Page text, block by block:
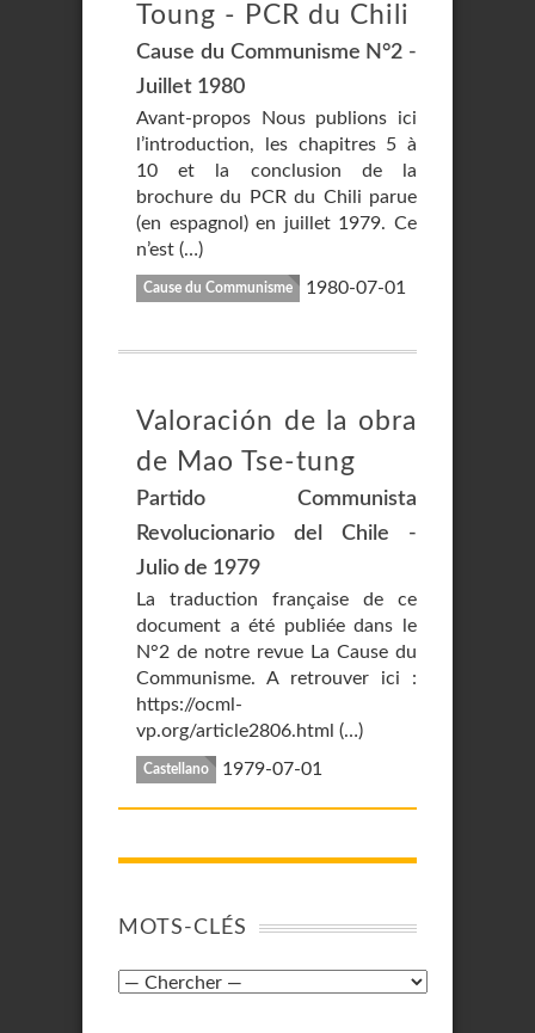
Toung - PCR du Chili
Cause du Communisme N°2 -
Juillet 1980
Avant-propos Nous publions ici
l’introduction, les chapitres 5 à
10 et la conclusion de la
brochure du PCR du Chili parue
(en espagnol) en juillet 1979. Ce
n’est (…)
Cause du Communisme 1980-07-01
Valoración de la obra
de Mao Tse-tung
Partido Communista
Revolucionario del Chile -
Julio de 1979
La traduction française de ce
document a été publiée dans le
N°2 de notre revue La Cause du
Communisme. A retrouver ici :
https://ocml-
vp.org/article2806.html (…)
Castellano 1979-07-01
MOTS-CLÉS